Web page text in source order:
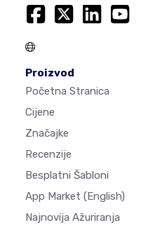
Proizvod
Početna Stranica
Cijene
Značajke
Recenzije
Besplatni Šabloni
App Market (English)
Najnovija Ažuriranja